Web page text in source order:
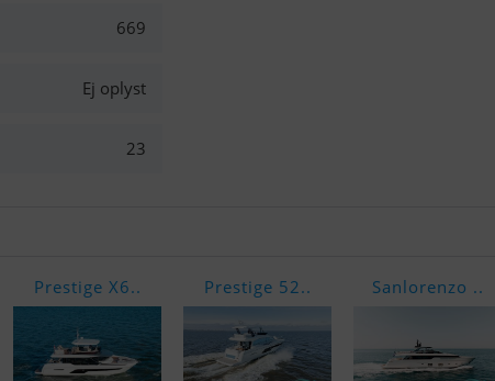
669
Ej oplyst
23
Prestige X6.. Prestige 52.. Sanlorenzo ..